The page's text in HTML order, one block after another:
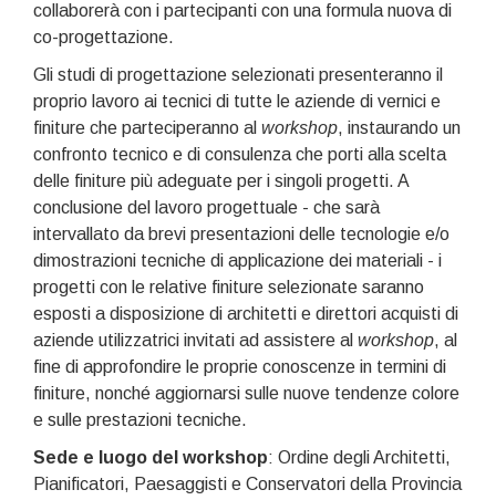
collaborerà con i partecipanti con una formula nuova di
co-progettazione.
Gli studi di progettazione selezionati presenteranno il
proprio lavoro ai tecnici di tutte le aziende di vernici e
finiture che parteciperanno al workshop, instaurando un
confronto tecnico e di consulenza che porti alla scelta
delle finiture più adeguate per i singoli progetti. A
conclusione del lavoro progettuale - che sarà
intervallato da brevi presentazioni delle tecnologie e/o
dimostrazioni tecniche di applicazione dei materiali - i
progetti con le relative finiture selezionate saranno
esposti a disposizione di architetti e direttori acquisti di
aziende utilizzatrici invitati ad assistere al workshop, al
fine di approfondire le proprie conoscenze in termini di
finiture, nonché aggiornarsi sulle nuove tendenze colore
e sulle prestazioni tecniche.
Sede e luogo del workshop: Ordine degli Architetti,
Pianificatori, Paesaggisti e Conservatori della Provincia